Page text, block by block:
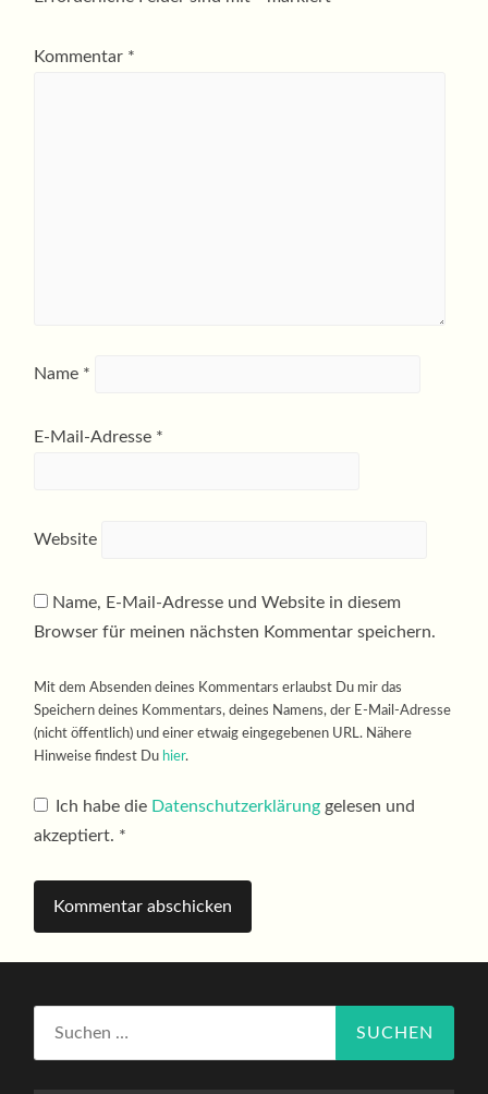
Kommentar *
Name *
E-Mail-Adresse *
Website
Name, E-Mail-Adresse und Website in diesem
Browser für meinen nächsten Kommentar speichern.
Mit dem Absenden deines Kommentars erlaubst Du mir das
Speichern deines Kommentars, deines Namens, der E-Mail-Adresse
(nicht öffentlich) und einer etwaig eingegebenen URL. Nähere
Hinweise findest Du hier.
Ich habe die Datenschutzerklärung gelesen und
akzeptiert. *